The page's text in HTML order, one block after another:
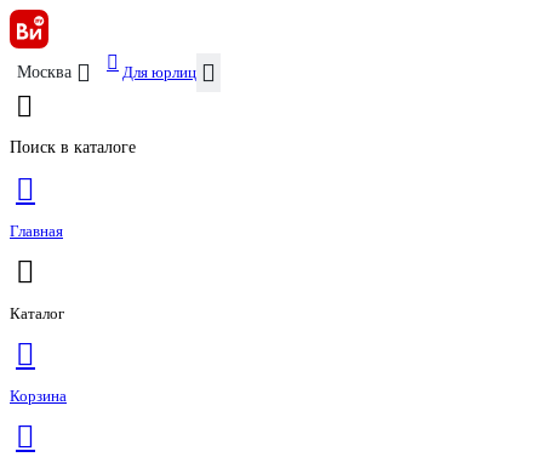
Москва Для юрлиц
Поиск в каталоге
Главная
Каталог
Корзина